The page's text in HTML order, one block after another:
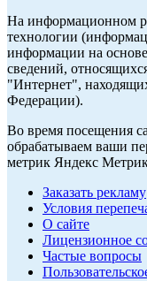
На информационном
технологии
информации на
сведений,
"Интернет",
Федерации).
Во время посещения
обрабатываем ваши
метрик Яндекс
Заказать рекламу
Условия
О сайте
Лицензионное
Частые вопросы